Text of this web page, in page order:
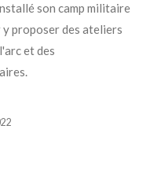
son camp militaire
y proposer des ateliers
et des